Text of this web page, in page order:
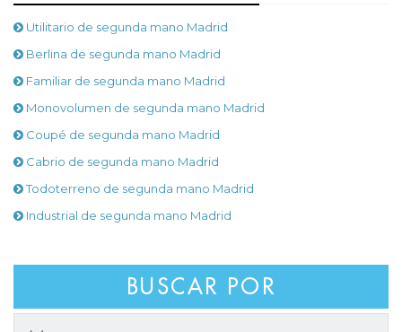
Utilitario de segunda mano Madrid
Berlina de segunda mano Madrid
Familiar de segunda mano Madrid
Monovolumen de segunda mano Madrid
Coupé de segunda mano Madrid
Cabrio de segunda mano Madrid
Todoterreno de segunda mano Madrid
Industrial de segunda mano Madrid
BUSCAR POR